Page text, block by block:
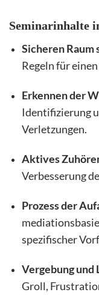
Seminarinhalte
Sicheren Raum
Regeln für
Erkennen der
Identifizierung
Verletzungen.
Aktives
Verbesserung
Prozess der
spezifischer
Vergebung und
Groll,